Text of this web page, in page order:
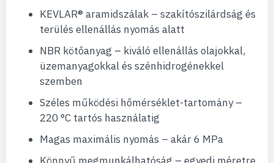
KEVLAR® aramidszálak – szakítószilárdság és
terülés ellenállás nyomás alatt
NBR kötőanyag – kiváló ellenállás olajokkal,
üzemanyagokkal és szénhidrogénekkel
szemben
Széles működési hőmérséklet-tartomány –
220 °C tartós használatig
Magas maximális nyomás – akár 6 MPa